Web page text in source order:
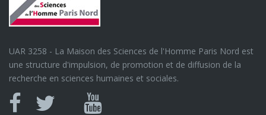
UAR 3258 - La Maison des Sciences de l'Homme Paris Nord est
une structure d'impulsion, de promotion et de diffusion de la
recherche en sciences humaines et sociales.
Canal